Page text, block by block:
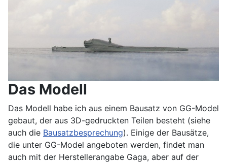
Das Modell
Das Modell habe ich aus einem Bausatz von GG-Model
gebaut, der aus 3D-gedruckten Teilen besteht (siehe
auch die Bausatzbesprechung). Einige der Bausätze,
die unter GG-Model angeboten werden, findet man
auch mit der Herstellerangabe Gaga, aber auf der